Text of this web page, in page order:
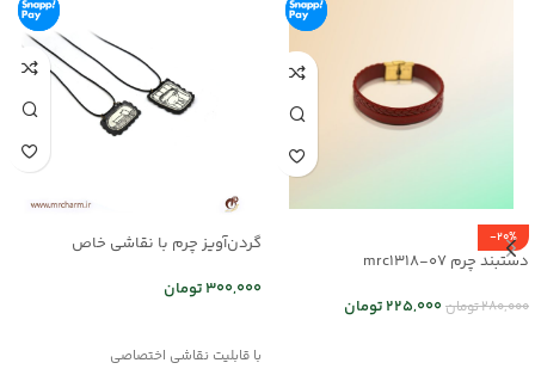
-20%
دستبند چرم mrc1318-07
280,000تومان225,000تومان
گردن‌آویز چرم با نقاشی خاص
300,000تومان
با قابلیت نقاشی اختصاصی